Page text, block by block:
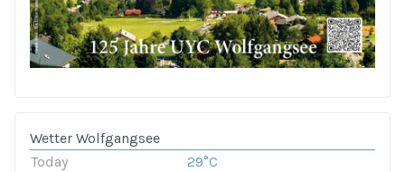
Wetter Wolfgangsee
Today
29°C